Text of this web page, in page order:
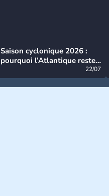
Saison cyclonique 2026 :
pourquoi l’Atlantique reste
22/07